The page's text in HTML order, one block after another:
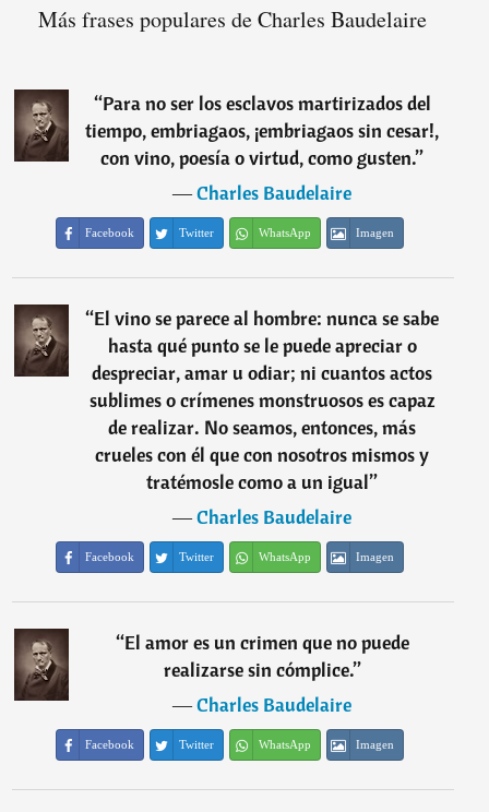
Más frases populares de Charles Baudelaire
“Para no ser los esclavos martirizados del
tiempo, embriagaos, ¡embriagaos sin cesar!,
con vino, poesía o virtud, como gusten.”
―Charles Baudelaire
Facebook Twitter WhatsApp Imagen
“El vino se parece al hombre: nunca se sabe
hasta qué punto se le puede apreciar o
despreciar, amar u odiar; ni cuantos actos
sublimes o crímenes monstruosos es capaz
de realizar. No seamos, entonces, más
crueles con él que con nosotros mismos y
tratémosle como a un igual”
―Charles Baudelaire
Facebook Twitter WhatsApp Imagen
“El amor es un crimen que no puede
realizarse sin cómplice.”
―Charles Baudelaire
Facebook Twitter WhatsApp Imagen